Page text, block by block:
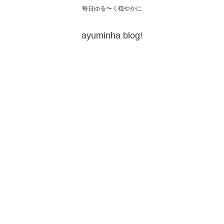
毎日ゆる〜く穏やかに
ayuminha blog!